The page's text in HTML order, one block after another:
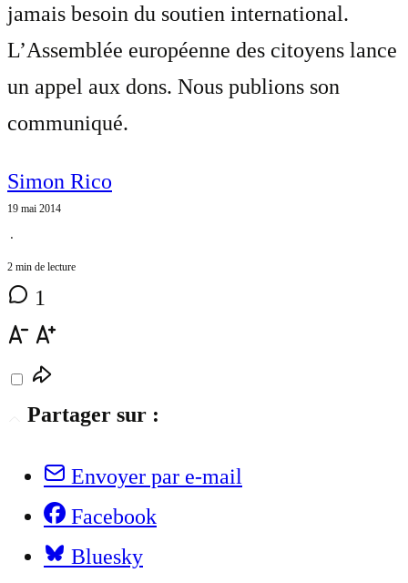
jamais besoin du soutien international.
L’Assemblée européenne des citoyens lance
un appel aux dons. Nous publions son
communiqué.
Simon Rico
19 mai 2014
⋅
2 min de lecture
1
Partager sur :
Envoyer par e-mail
Facebook
Bluesky